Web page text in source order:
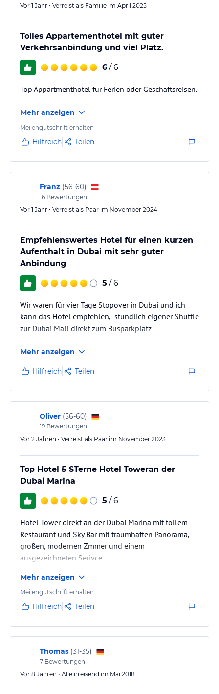
Vor 1 Jahr • Verreist als Familie im April 2025
Tolles Appartementhotel mit guter
Verkehrsanbindung und viel Platz.
6 / 6
Top Appartmenthotel für Ferien oder Geschäftsreisen.
Mehr anzeigen
Meilengutschrift erhalten
Hilfreich Teilen
Franz (56-60)
16 Bewertungen
Vor 1 Jahr • Verreist als Paar im November 2024
Empfehlenswertes Hotel für einen kurzen
Aufenthalt in Dubai mit sehr guter
Anbindung
5 / 6
Wir waren für vier Tage Stopover in Dubai und ich
kann das Hotel empfehlen,- stündlich eigener Shuttle
zur Dubai Mall direkt zum Busparkplatz
Mehr anzeigen
Hilfreich Teilen
Oliver (56-60)
19 Bewertungen
Vor 2 Jahren • Verreist als Paar im November 2023
Top Hotel 5 STerne Hotel Toweran der
Dubai Marina
5 / 6
Hotel Tower direkt an der Dubai Marina mit tollem
Restaurant und Sky Bar mit traumhaften Panorama,
großen, modernen Zmmer und einem
ausgezeichneten Serivce
Mehr anzeigen
Meilengutschrift erhalten
Hilfreich Teilen
Thomas (31-35)
7 Bewertungen
Vor 8 Jahren • Alleinreisend im Mai 2018